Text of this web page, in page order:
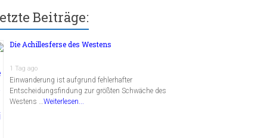
Beiträge:
Die Achillesferse des Westens
1 Tag ago
Einwanderung ist aufgrund fehlerhafter
Entscheidungsfindung zur größten Schwäche des
Westens …Weiterlesen...